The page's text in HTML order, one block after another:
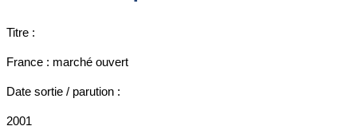
Titre :
France : marché ouvert
Date sortie / parution :
2001